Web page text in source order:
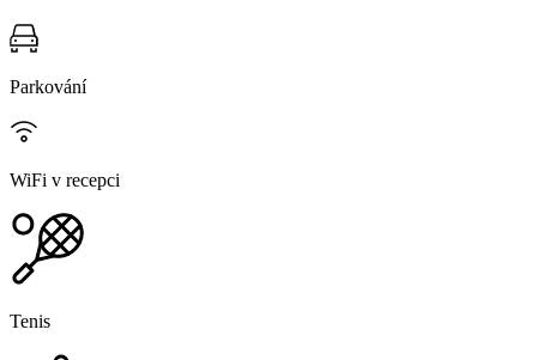
Parkování
WiFi v recepci
Tenis